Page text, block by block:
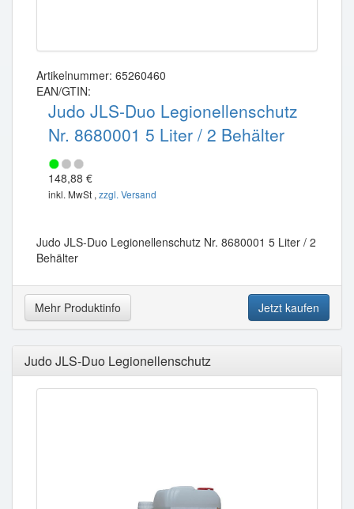
Artikelnummer: 65260460
EAN/GTIN:
Judo JLS-Duo Legionellenschutz
Nr. 8680001 5 Liter / 2 Behälter
148,88 €
inkl. MwSt , zzgl. Versand
Judo JLS-Duo Legionellenschutz Nr. 8680001 5 Liter / 2
Behälter
Mehr Produktinfo Jetzt kaufen
Judo JLS-Duo Legionellenschutz